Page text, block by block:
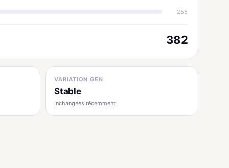
255
382
VARIATION GEN
Stable
Inchangées récemment